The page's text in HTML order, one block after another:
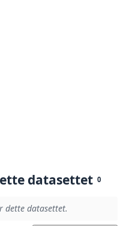
datasettet 0
dette datasettet.